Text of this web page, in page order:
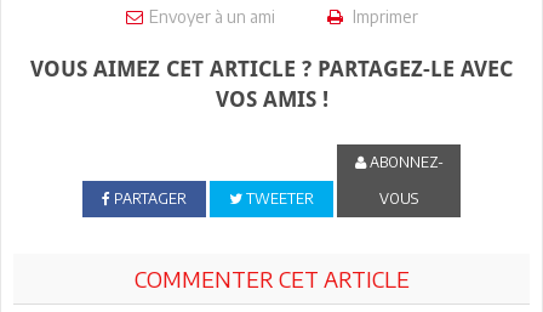
Envoyer à un ami Imprimer
VOUS AIMEZ CET ARTICLE ? PARTAGEZ-LE AVEC
VOS AMIS !
PARTAGER TWEETER
ABONNEZ-
VOUS
COMMENTER CET ARTICLE